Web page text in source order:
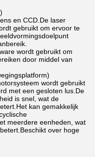
en CCD.De laser
gebruikt om ervoor te
wordt gebruikt om
door middel van
wordt gebruikt
met een gesloten lus.De
is snel, wat de
kan gemakkelijk
meerdere eenheden, wat
over hoge